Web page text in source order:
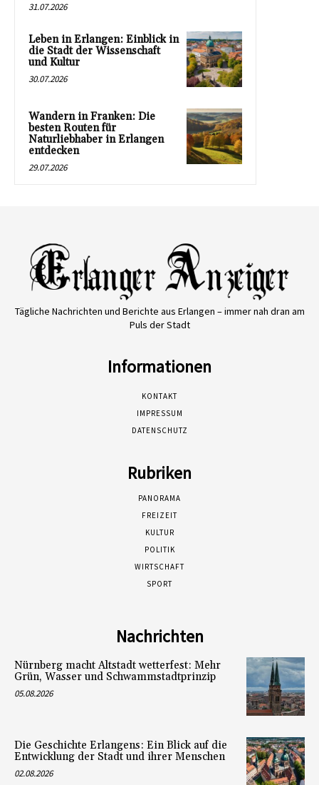
31.07.2026
Leben in Erlangen: Einblick in
die Stadt der Wissenschaft
und Kultur
30.07.2026
Wandern in Franken: Die
besten Routen für
Naturliebhaber in Erlangen
entdecken
29.07.2026
Tägliche Nachrichten und Berichte aus Erlangen – immer nah dran am
Puls der Stadt
Informationen
KONTAKT
IMPRESSUM
DATENSCHUTZ
Rubriken
PANORAMA
FREIZEIT
KULTUR
POLITIK
WIRTSCHAFT
SPORT
Nachrichten
Nürnberg macht Altstadt wetterfest: Mehr
Grün, Wasser und Schwammstadtprinzip
05.08.2026
Die Geschichte Erlangens: Ein Blick auf die
Entwicklung der Stadt und ihrer Menschen
02.08.2026